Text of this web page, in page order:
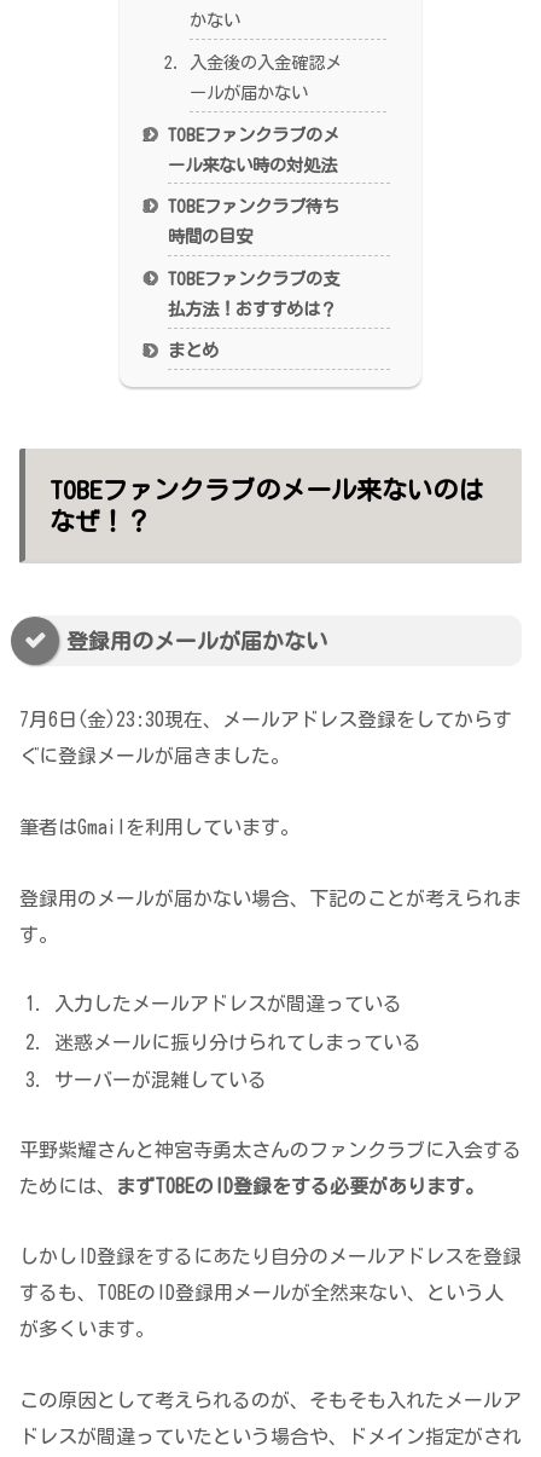
かない
入金後の入金確認メ
ールが届かない
TOBEファンクラブのメ
ール来ない時の対処法
TOBEファンクラブ待ち
時間の目安
TOBEファンクラブの支
払方法！おすすめは？
まとめ
TOBEファンクラブのメール来ないのは
なぜ！？
登録用のメールが届かない
7月6日(金)23:30現在、メールアドレス登録をしてからす
ぐに登録メールが届きました。
筆者はGmailを利用しています。
登録用のメールが届かない場合、下記のことが考えられま
す。
入力したメールアドレスが間違っている
迷惑メールに振り分けられてしまっている
サーバーが混雑している
平野紫耀さんと神宮寺勇太さんのファンクラブに入会する
ためには、
まずTOBEのID登録をする必要があります。
しかしID登録をするにあたり自分のメールアドレスを登録
するも、TOBEのID登録用メールが全然来ない、という人
が多くいます。
この原因として考えられるのが、そもそも入れたメールア
ドレスが間違っていたという場合や、ドメイン指定がされ